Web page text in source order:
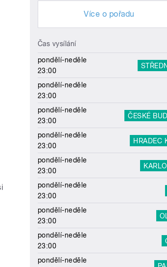
Více o pořadu
Čas vysílání
pondělí-neděle
23:00
pondělí-neděle
23:00
pondělí-neděle
23:00
ČESKÉ
pondělí-neděle
23:00
HRADEC
pondělí-neděle
23:00
pondělí-neděle
23:00
pondělí-neděle
23:00
pondělí-neděle
23:00
pondělí-neděle